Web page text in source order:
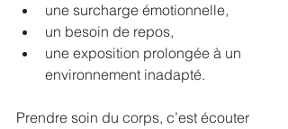
une surcharge émotionnelle,
un besoin de repos,
une exposition prolongée à un
environnement inadapté.
Prendre soin du corps, c’est écouter